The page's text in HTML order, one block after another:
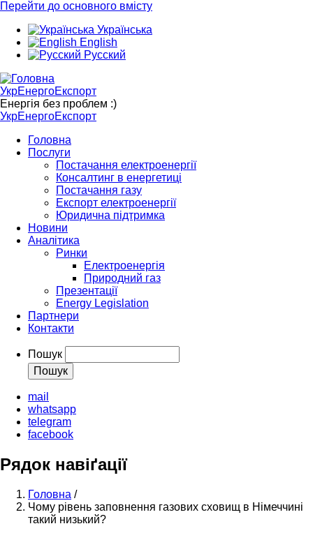
Перейти до основного вмісту
Українська
English
Русский
УкрЕнергоЕкспорт
Енергія без проблем :)
УкрЕнергоЕкспорт
Головна
Послуги
Постачання електроенергії
Консалтинг в енергетиці
Постачання газу
Експорт електроенергії
Юридична підтримка
Новини
Аналітика
Ринки
Електроенергія
Природний газ
Презентації
Energy Legislation
Партнери
Контакти
Пошук
mail
whatsapp
telegram
facebook
Рядок навіґації
Головна /
Чому рівень заповнення газових сховищ в Німеччині
такий низький?